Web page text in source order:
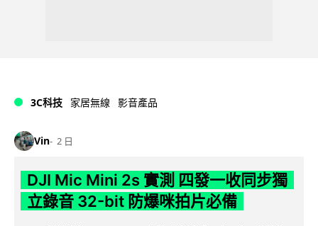
3C科技 家居無線 影音產品
Vin 2 日
DJI Mic Mini 2s 實測 四發一收同步獨
立錄音 32-bit 防爆咪拍片必備